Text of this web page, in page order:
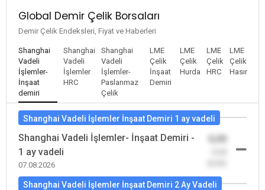
Global Demir Çelik Borsaları
Demir Çelik Endeksleri, Fiyat ve Haberleri
Shanghai
Vadeli
İşlemler-
İnşaat
demiri
Shanghai
Vadeli
İşlemler
HRC
Shanghai
Vadeli
İşlemler-
Paslanmaz
Çelik
LME
Çelik
İnşaat
Demiri
LME
Çelik
Hurda
LME
Çelik
HRC
LME
Çelik
Hasır
Shanghai Vadeli İşlemler İnşaat Demiri 1 ay vadeli
Shanghai Vadeli İşlemler- İnşaat Demiri -
1 ay vadeli
07.08.2026
0,00
Shanghai Vadeli İşlemler İnşaat Demiri 2 Ay Vadeli